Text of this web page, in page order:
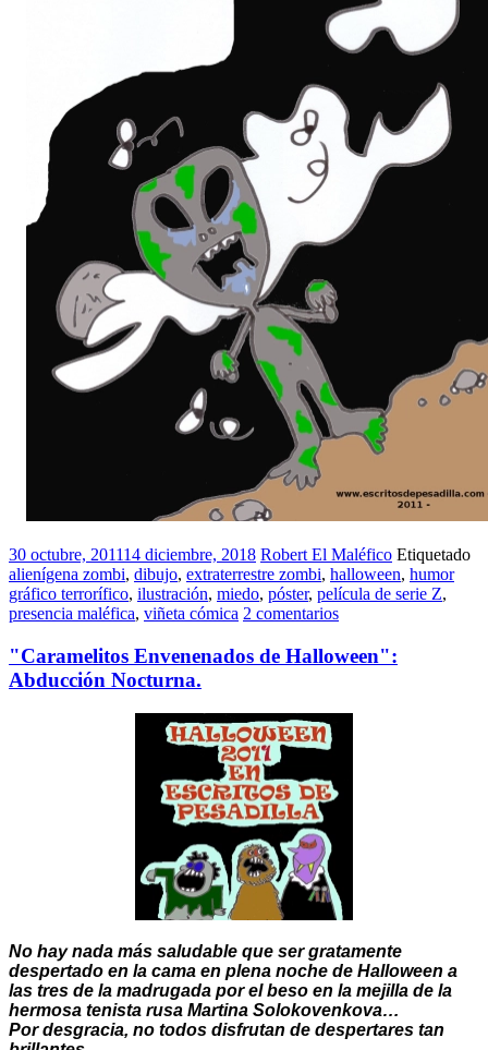
30 octubre, 201114 diciembre, 2018 Robert El Maléfico Etiquetado
alienígena zombi, dibujo, extraterrestre zombi, halloween, humor
gráfico terrorífico, ilustración, miedo, póster, película de serie Z,
presencia maléfica, viñeta cómica 2 comentarios
"Caramelitos Envenenados de Halloween":
Abducción Nocturna.
No hay nada más saludable que ser gratamente
despertado en la cama en plena noche de Halloween a
las tres de la madrugada por el beso en la mejilla de la
hermosa tenista rusa Martina Solokovenkova…
Por desgracia, no todos disfrutan de despertares tan